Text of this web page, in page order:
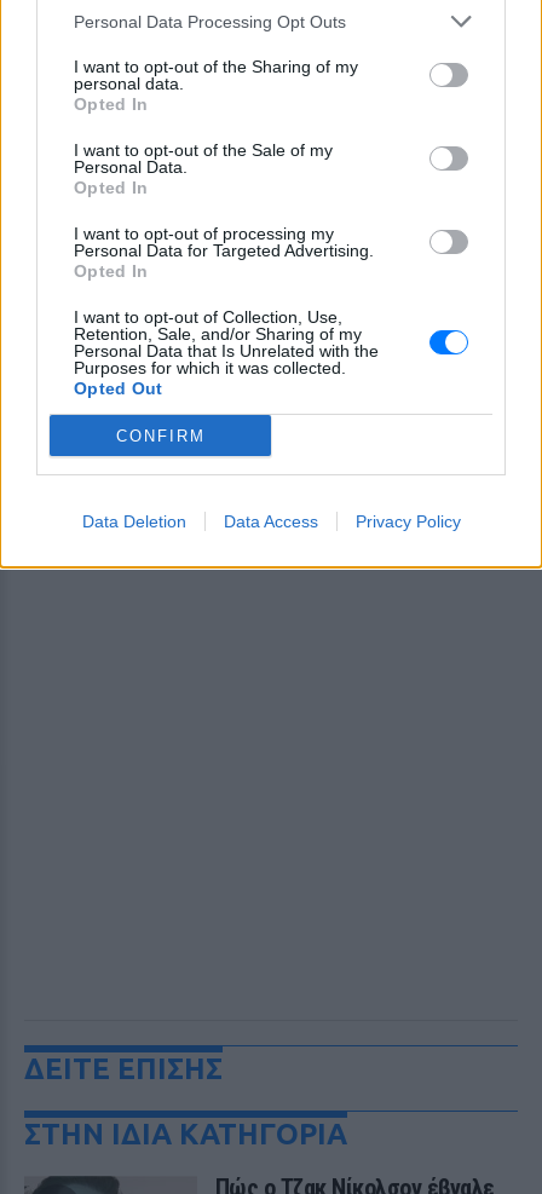
Personal Data Processing Opt Outs
I want to opt-out of the Sharing of my
personal data.
Opted In
I want to opt-out of the Sale of my
Personal Data.
Opted In
I want to opt-out of processing my
Personal Data for Targeted Advertising.
Opted In
I want to opt-out of Collection, Use,
Retention, Sale, and/or Sharing of my
Personal Data that Is Unrelated with the
Purposes for which it was collected.
Opted Out
CONFIRM
Data Deletion Data Access Privacy Policy
Ακολουθήστε το E-Radio.gr στο
Εσύ μπήκες στο E-Daily.gr; Τα νέα της ημέρας
και ότι σου κάνει κλικ!
Ακολουθήστε το E-Radio.gr και στο Instagram
ΔΕΙΤΕ ΕΠΙΣΗΣ
ΣΤΗΝ ΙΔΙΑ ΚΑΤΗΓΟΡΙΑ
Πώς ο Τζακ Νίκολσον έβγαλε